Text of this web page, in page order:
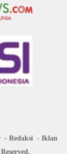
Redaksi
Iklan